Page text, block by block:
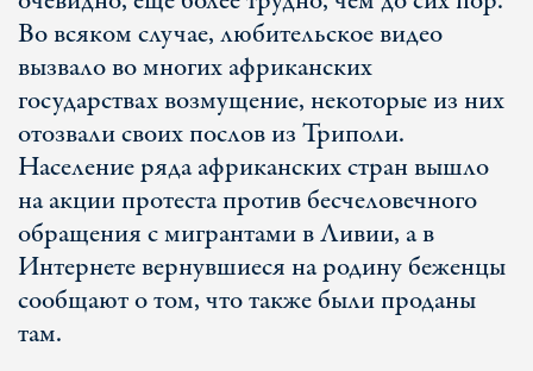
Во всяком случае, любительское видео
вызвало во многих африканских
государствах возмущение, некоторые из них
отозвали своих послов из Триполи.
Население ряда африканских стран вышло
на акции протеста против бесчеловечного
обращения с мигрантами в Ливии, а в
Интернете вернувшиеся на родину беженцы
сообщают о том, что также были проданы
там.